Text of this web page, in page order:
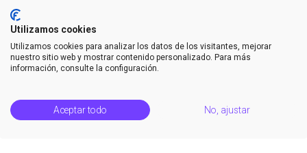
© Saysimple S.L. 2026 · Plataforma de automatización de WhatsApp
Términos y condicionesDPAPrivacidad
Centro de soporte
Notas de la versión
Utilizamos cookies
Utilizamos cookies para analizar los datos de los visitantes, mejorar
nuestro sitio web y mostrar contenido personalizado. Para más
información, consulte la configuración.
Aceptar todo No, ajustar